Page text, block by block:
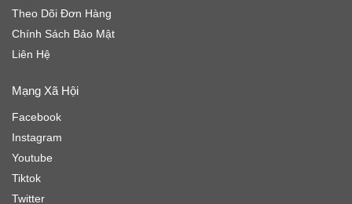
Theo Dõi Đơn Hàng
Chính Sách Bảo Mật
Liên Hệ
Mạng Xã Hội
Facebook
Instagram
Youtube
Tiktok
Twitter